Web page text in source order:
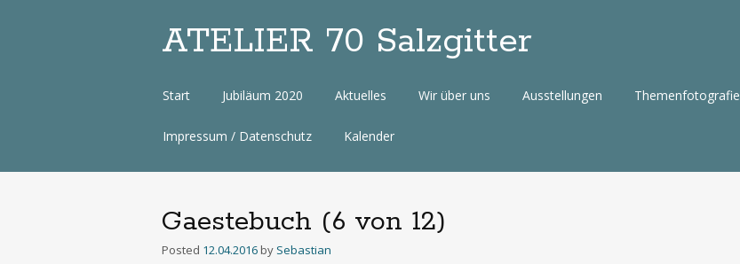
ATELIER 70 Salzgitter
Zum
Start Jubiläum 2020 Aktuelles Wir über uns Ausstellungen Themenfotografie
Impressum / Datenschutz Kalender
Gaestebuch (6 von 12)
Posted 12.04.2016 by Sebastian